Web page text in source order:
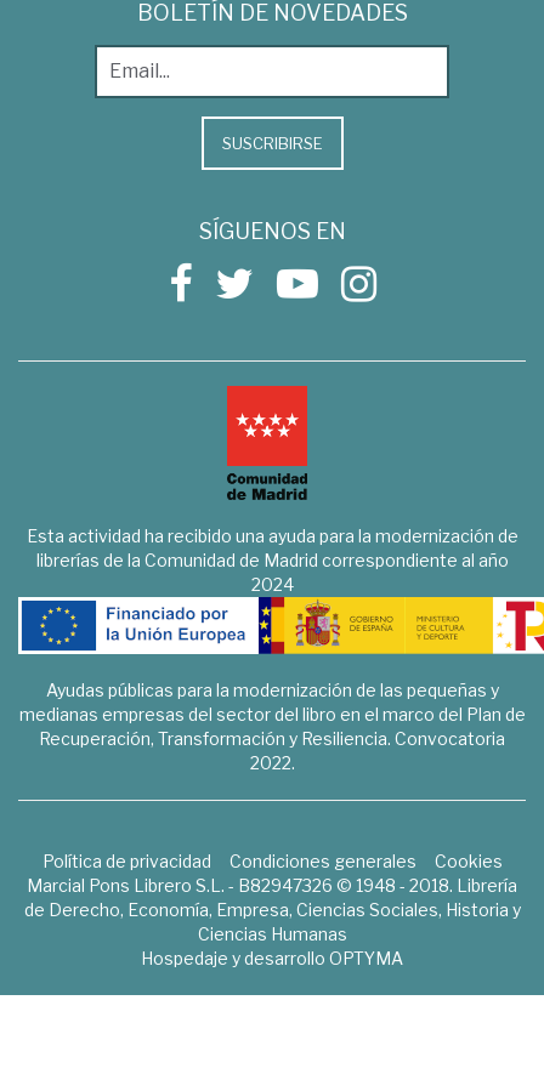
BOLETÍN DE NOVEDADES
SUSCRIBIRSE
SÍGUENOS EN
Esta actividad ha recibido una ayuda para la modernización de
librerías de la Comunidad de Madrid correspondiente al año
2024
Ayudas públicas para la modernización de las pequeñas y
medianas empresas del sector del libro en el marco del Plan de
Recuperación, Transformación y Resiliencia. Convocatoria
2022.
Política de privacidad Condiciones generales
Cookies
Marcial Pons Librero S.L. - B82947326 © 1948 - 2018. Librería
de Derecho, Economía, Empresa, Ciencias Sociales, Historia y
Ciencias Humanas
Hospedaje y desarrollo OPTYMA